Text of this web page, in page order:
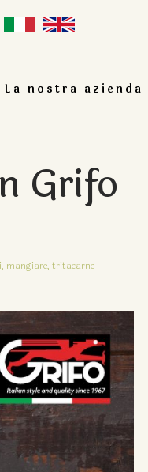
La nostra azienda
Grifo
mangiare, tritacarne